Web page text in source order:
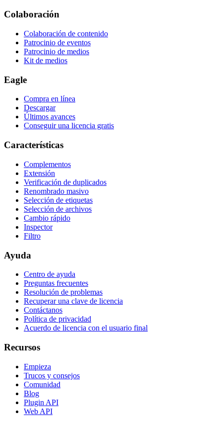
Colaboración
Colaboración de contenido
Patrocinio de eventos
Patrocinio de medios
Kit de medios
Eagle
Compra en línea
Descargar
Últimos avances
Conseguir una licencia gratis
Características
Complementos
Extensión
Verificación de duplicados
Renombrado masivo
Selección de etiquetas
Selección de archivos
Cambio rápido
Inspector
Filtro
Ayuda
Centro de ayuda
Preguntas frecuentes
Resolución de problemas
Recuperar una clave de licencia
Contáctanos
Política de privacidad
Acuerdo de licencia con el usuario final
Recursos
Empieza
Trucos y consejos
Comunidad
Blog
Plugin API
Web API